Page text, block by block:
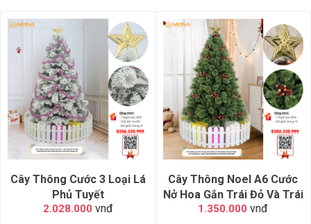
Cây Thông Cước 3 Loại Lá
Phủ Tuyết
2.028.000 vnđ
Cây Thông Noel A6 Cước
Nở Hoa Gắn Trái Đỏ Và Trái
Thông
1.350.000 vnđ